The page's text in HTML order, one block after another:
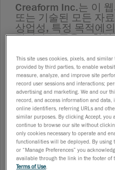
Creaform Inc.는 이
또는 기술된 모든 자
상업성, 특정 목적에
장이나 보증을 포함
이나 보증을 배제합
Creaform Inc.는 언제
제품 라인 및/또는 제
정, 개선, 철회 및/또
든 권한을 보유합니다.
Creaform Inc.는 이
는 정보의 정확성을
력을 기울이되, 해당
장하지 않으며 부정확
서도 책임을 지지 않
This site uses cookies, pixels, and
provided by third parties, to enable
measure, analyze, and improve site
record user sessions and interactions;
advertising and marketing. We and our
record, and access information and
online identifiers, referring URLs and
similar purposes. By clicking Accept, you
continue to browse our site without
only cookies necessary to operate and
functionalities will be deployed. By using
or “Manage Preferences” you
available through the link in the footer of
Terms of Use